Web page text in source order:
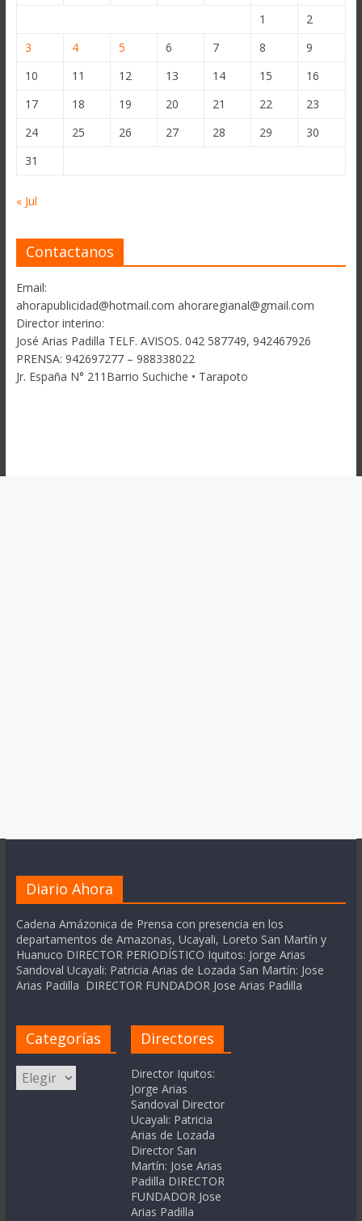
1
2
3
4 5 6 7 8
9
10
11 12 13 14 15
16
17
18 19 20 21 22
23
24
25 26 27 28 29
30
31
« Jul
Contactanos
Email:
ahorapublicidad@hotmail.com ahoraregianal@gmail.com
Director interino:
José Arias Padilla TELF. AVISOS. 042 587749, 942467926
PRENSA: 942697277 – 988338022
Jr. España N° 211Barrio Suchiche • Tarapoto
Diario Ahora
Cadena Amázonica de Prensa con presencia en los
departamentos de Amazonas, Ucayali, Loreto San Martín y
Huanuco DIRECTOR PERIODÍSTICO Iquitos: Jorge Arias
Sandoval Ucayali: Patricia Arias de Lozada San Martín: Jose
Arias Padilla DIRECTOR FUNDADOR Jose Arias Padilla
Categorías
Categorías
Directores
Director Iquitos:
Jorge Arias
Sandoval Director
Ucayali: Patricia
Arias de Lozada
Director San
Martín: Jose Arias
Padilla DIRECTOR
FUNDADOR Jose
Arias Padilla